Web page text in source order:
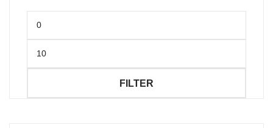
Preis
Preis
FILTER